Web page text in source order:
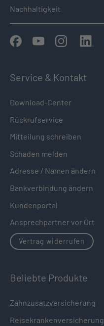
Nachhaltigkeit
Service & Kontakt
Download-Center
Rückrufservice
Mitteilung schreiben
Schaden melden
Adresse / Namen ändern
Bankverbindung ändern
Kundenportal
Ansprechpartner vor Ort
Vertrag widerrufen
Beliebte Produkte
Zahnzusatzversicherung
Reisekrankenversicherung